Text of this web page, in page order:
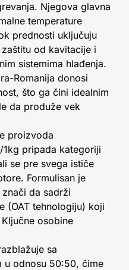
Njegova glavna
temperature
prednosti uključuju
od kavitacije i
sistemima hlađenja.
Romanija donosi
što ga čini idealnim
da produže vek
proizvoda
pripada kategoriji
se pre svega ističe
Formulisan je
da sadrži
(OAT tehnologiju) koji
osobine
sa
u odnosu 50:50, čime